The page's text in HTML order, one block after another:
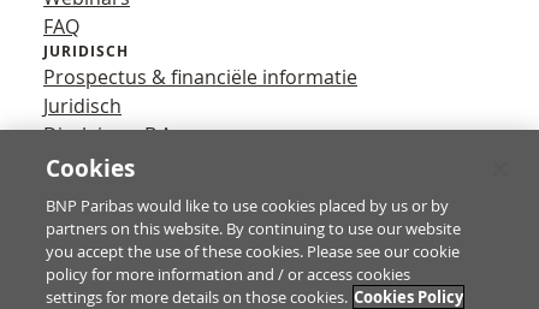
FAQ
JURIDISCH
Prospectus & financiële informatie
Juridisch
Disclaimer B.A.
Privacy
YouTube
X
Contact
Cookies
BNP Paribas would like to use cookies placed by us or by
partners on this website. By continuing to use our website
you accept the use of these cookies. Please see our cookie
policy for more information and / or access cookies
settings for more details on those cookies. Cookies Policy